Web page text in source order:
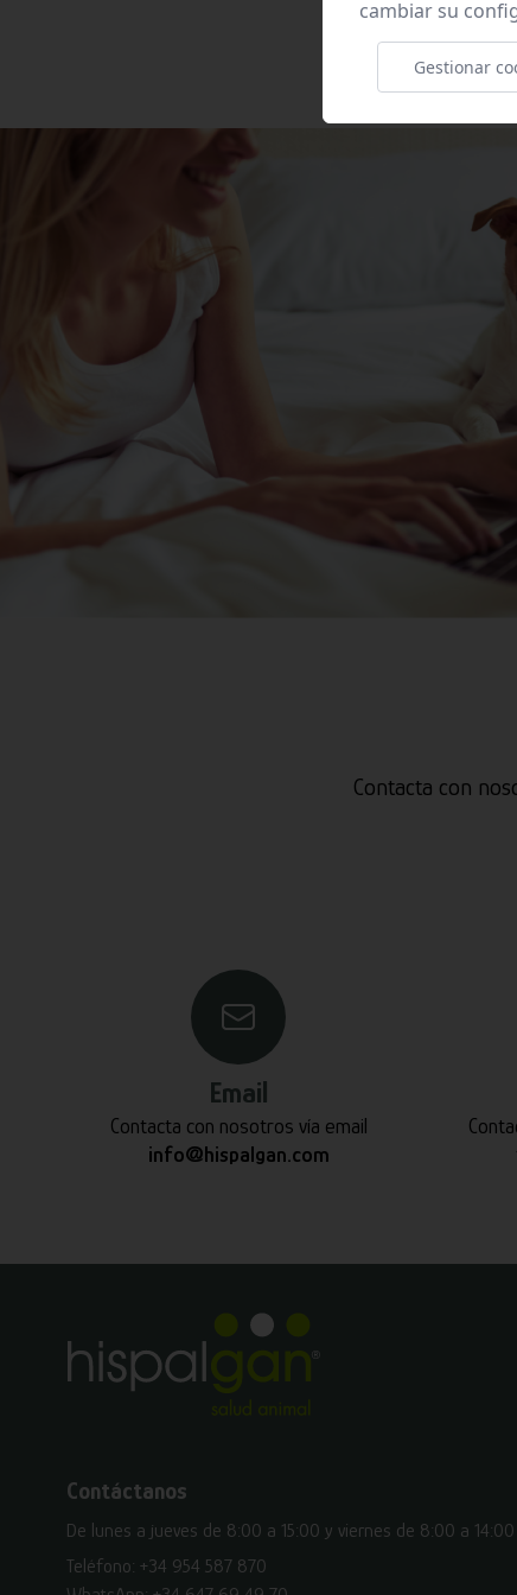
Contacta con
Email
Contacta con nosotros vía email
info@hispalgan.com
Contáctanos
De lunes a jueves de 8:00 a 15:00 y viernes de 8:00 a 14:00
Teléfono: +34 954 587 870
cambiar su
Gestionar